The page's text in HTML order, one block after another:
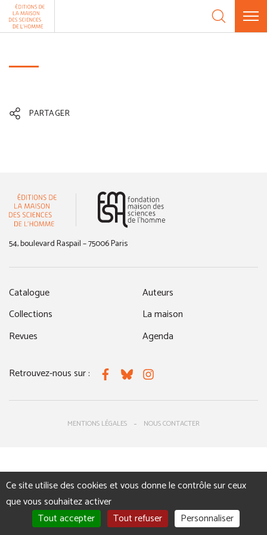
Aller au contenu
PARTAGER
54, boulevard Raspail – 75006 Paris
Catalogue
Collections
Revues
Auteurs
La maison
Agenda
Retrouvez-nous sur : FacebookBlueskyInstagram
MENTIONS LÉGALES NOUS CONTACTER
Panneau de gestion des cookies
Ce site utilise des cookies et vous donne le contrôle sur ceux
que vous souhaitez activer
Tout accepter
Tout refuser Personnaliser